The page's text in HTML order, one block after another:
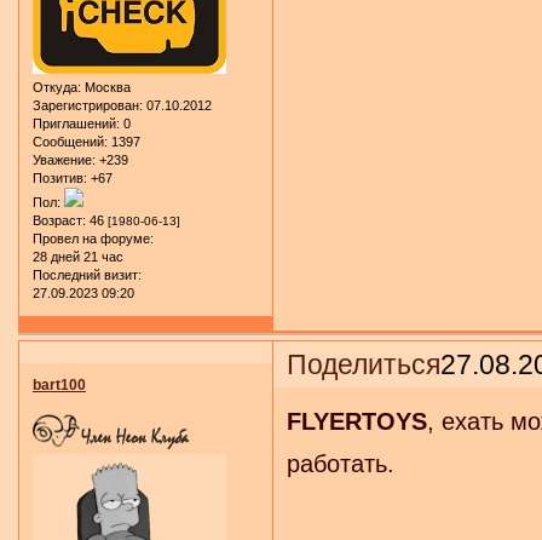
Откуда: Москва
Зарегистрирован: 07.10.2012
Приглашений: 0
Сообщений: 1397
Уважение: +239
Позитив: +67
Пол:
Возраст: 46 [1980-06-13]
Провел на форуме:
28 дней 21 час
Последний визит:
27.09.2023 09:20
Поделиться
bart100
FLYERTOYS, ехать
работать.